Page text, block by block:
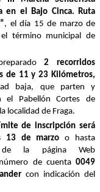
en el Bajo Cinca. Ruta
, el día 15 de marzo de
término municipal de
2 recorridos
de 11 y 23 Kilómetros,
baja,
que parten y
el Pabellón Cortes de
localidad de Fraga.
de inscripción será
13 de marzo o hasta
la página Web
de cuenta 0049
con indicación del